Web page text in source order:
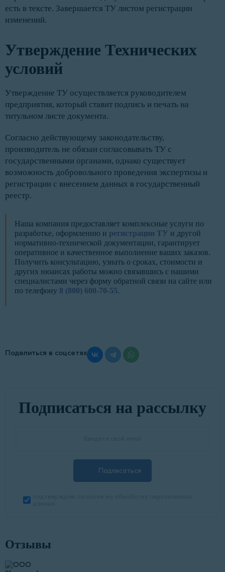
есть в тексте. Завершается ТУ листом регистрации
изменений.
Утверждение Технических
условий
Утверждение ТУ осуществляется руководителем
предприятия, который ставит подпись и печать на
титульном листе документа.
Согласно действующему законодательству,
производитель не обязан согласовывать ТУ с
государственными органами, однако существует
возможность добровольного проведения экспертизы и
регистрации с внесением данных в государственный
реестр.
Наша компания предоставляет комплексные услуги по
разработке, оформлению и регистрации ТУ и другой
нормативно-технической документации, гарантирует
оперативное и качественное выполнение ваших заказов.
Получить консультацию, узнать о сроках, стоимости и
других нюансах работы можно связавшись с нашими
специалистами через форму обратной связи на сайте или
по телефону 8 (800) 600-70-55.
Поделиться в соцсетях
Подписаться на рассылку
Подписаться
Отзывы